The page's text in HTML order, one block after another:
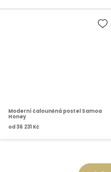
Moderní čalouněná postel Samoa
Honey
od 36 231 Kč